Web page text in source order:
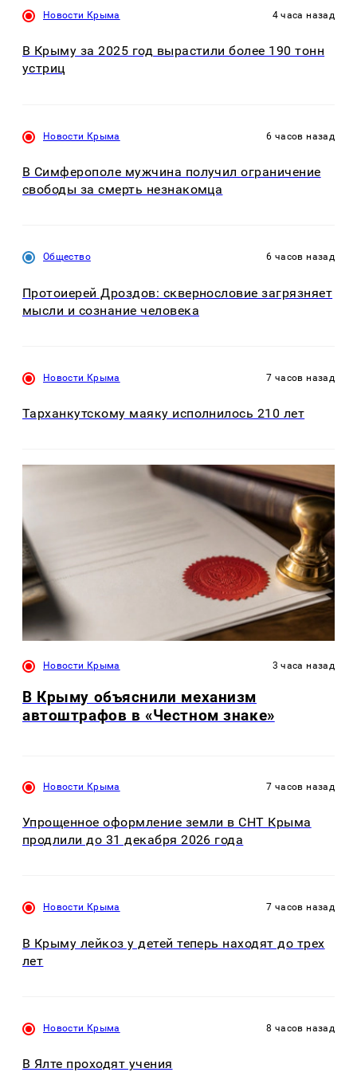
Новости Крыма 4 часа назад
В Крыму за 2025 год вырастили более 190 тонн
устриц
Новости Крыма 6 часов назад
В Симферополе мужчина получил ограничение
свободы за смерть незнакомца
Общество 6 часов назад
Протоиерей Дроздов: сквернословие загрязняет
мысли и сознание человека
Новости Крыма 7 часов назад
Тарханкутскому маяку исполнилось 210 лет
Новости Крыма 3 часа назад
В Крыму объяснили механизм
автоштрафов в «Честном знаке»
Новости Крыма 7 часов назад
Упрощенное оформление земли в СНТ Крыма
продлили до 31 декабря 2026 года
Новости Крыма 7 часов назад
В Крыму лейкоз у детей теперь находят до трех
лет
Новости Крыма 8 часов назад
В Ялте проходят учения